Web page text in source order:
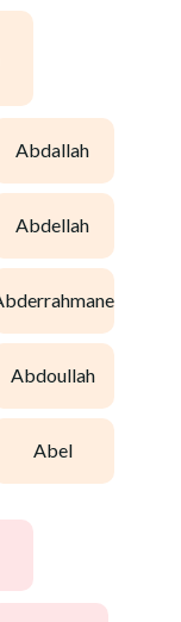
abdallah
abdellah
abderrahmane
abdoullah
abel